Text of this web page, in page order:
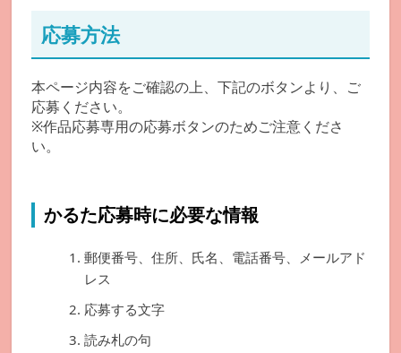
応募方法
本ページ内容をご確認の上、下記のボタンより、ご
応募ください。
※作品応募専用の応募ボタンのためご注意くださ
い。
かるた応募時に必要な情報
郵便番号、住所、氏名、電話番号、メールアド
レス
応募する文字
読み札の句